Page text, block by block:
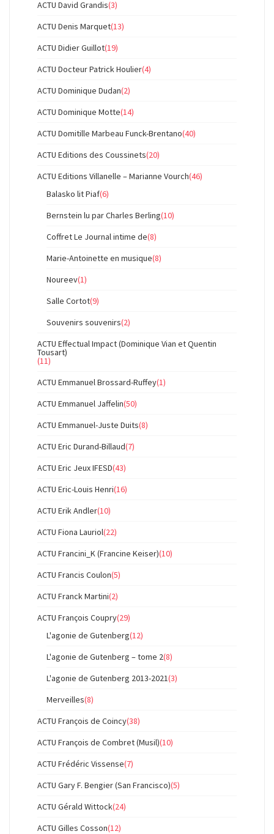
ACTU David Grandis(3)
ACTU Denis Marquet(13)
ACTU Didier Guillot(19)
ACTU Docteur Patrick Houlier(4)
ACTU Dominique Dudan(2)
ACTU Dominique Motte(14)
ACTU Domitille Marbeau Funck-Brentano(40)
ACTU Editions des Coussinets(20)
ACTU Editions Villanelle – Marianne Vourch(46)
Balasko lit Piaf(6)
Bernstein lu par Charles Berling(10)
Coffret Le Journal intime de(8)
Marie-Antoinette en musique(8)
Noureev(1)
Salle Cortot(9)
Souvenirs souvenirs(2)
ACTU Effectual Impact (Dominique Vian et Quentin
Tousart)
(11)
ACTU Emmanuel Brossard-Ruffey(1)
ACTU Emmanuel Jaffelin(50)
ACTU Emmanuel-Juste Duits(8)
ACTU Eric Durand-Billaud(7)
ACTU Eric Jeux IFESD(43)
ACTU Eric-Louis Henri(16)
ACTU Erik Andler(10)
ACTU Fiona Lauriol(22)
ACTU Francini_K (Francine Keiser)(10)
ACTU Francis Coulon(5)
ACTU Franck Martini(2)
ACTU François Coupry(29)
L'agonie de Gutenberg(12)
L'agonie de Gutenberg – tome 2(8)
L'agonie de Gutenberg 2013-2021(3)
Merveilles(8)
ACTU François de Coincy(38)
ACTU François de Combret (Musil)(10)
ACTU Frédéric Vissense(7)
ACTU Gary F. Bengier (San Francisco)(5)
ACTU Gérald Wittock(24)
ACTU Gilles Cosson(12)